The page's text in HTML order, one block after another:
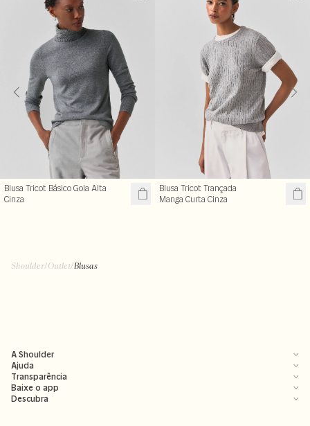
Blusa Tricot Básico Gola Alta
Cinza
Blusa Tricot Trançada
Manga Curta Cinza
Shoulder/Outlet/Blusas
A Shoulder
Ajuda
Transparência
Baixe o app
Descubra